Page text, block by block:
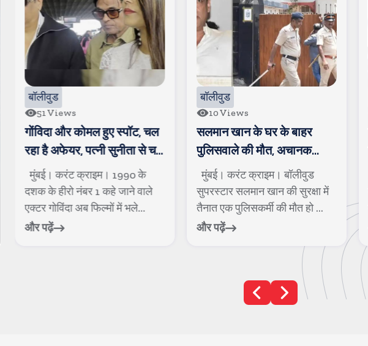
बॉलीवुड
51Views
गोंविदा और कोमल हुए स्पॉट, चल
रहा है अफेयर, पत्नी सुनीता से चल
रही है खटपट
मुंबई। करंट क्राइम। 1990 के
दशक के हीरो नंबर 1 कहे जाने वाले
एक्टर गोविंदा अब फिल्मों में भले...
और पढ़ें
बॉलीवुड
10Views
सलमान खान के घर के बाहर
पुलिसवाले की मौत, अचानक
बीमार पडकर गिर पडे
मुंबई। करंट क्राइम। बॉलीवुड
सुपरस्टार सलमान खान की सुरक्षा में
तैनात एक पुलिसकर्मी की मौत हो ...
और पढ़ें